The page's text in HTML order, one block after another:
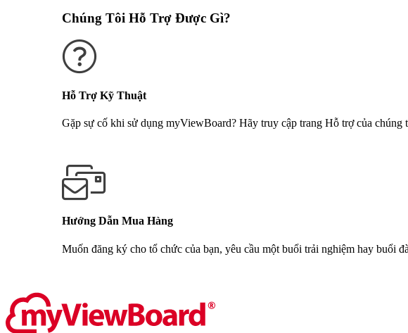
Chúng Tôi Hỗ Trợ Được Gì?
Hỗ Trợ Kỹ Thuật
Gặp sự cố khi sử dụng myViewBoard? Hãy truy cập trang Hỗ trợ của chúng
Hướng Dẫn Mua Hàng
Muốn đăng ký cho tổ chức của bạn, yêu cầu một buổi trải nghiệm hay buổi